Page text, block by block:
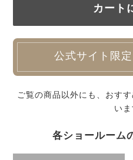
公式サイト限
ご覧の商品以外にも、おす
いま
各ショールーム